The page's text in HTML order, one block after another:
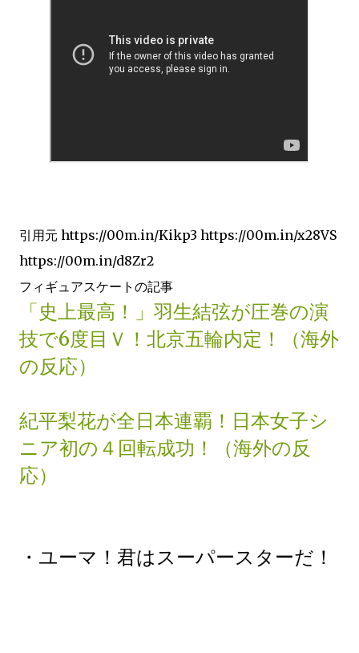
引用元 https://00m.in/Kikp3 https://00m.in/x28VS
https://00m.in/d8Zr2
フィギュアスケートの記事
「史上最高！」羽生結弦が圧巻の演
技で6度目Ｖ！北京五輪内定！（海外
の反応）
紀平梨花が全日本連覇！日本女子シ
ニア初の４回転成功！（海外の反
応）
・ユーマ！君はスーパースターだ！